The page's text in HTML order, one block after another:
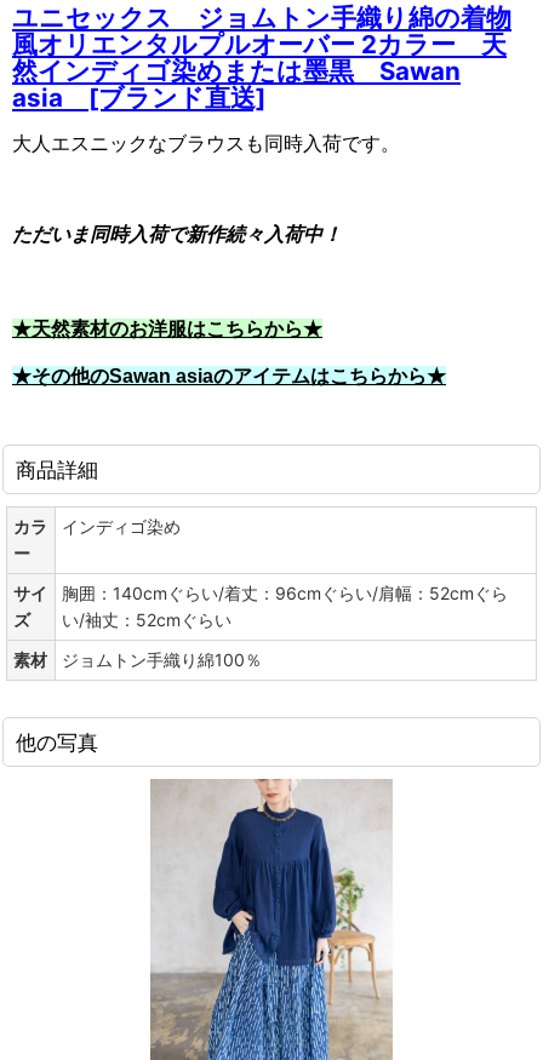
ユニセックス ジョムトン手織り綿の着物
風オリエンタルプルオーバー 2カラー 天
然インディゴ染めまたは墨黒 Sawan
asia [ブランド直送]
大人エスニックなブラウスも同時入荷です。
ただいま同時入荷で新作続々入荷中！
★天然素材のお洋服はこちらから★
★その他のSawan asiaのアイテムはこちらから★
商品詳細
カラ
ー
インディゴ染め
サイ
ズ
胸囲：140cmぐらい/着丈：96cmぐらい/肩幅：52cmぐら
い/袖丈：52cmぐらい
素材
ジョムトン手織り綿100％
他の写真